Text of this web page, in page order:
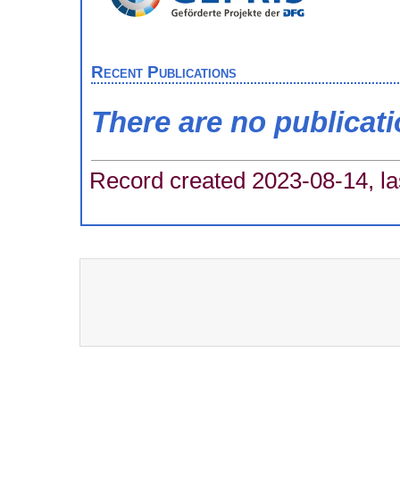
Recent Publications
There are no
Record created 2023-08-14,